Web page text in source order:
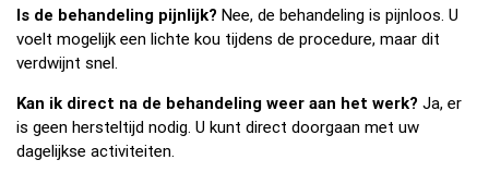
Is de behandeling pijnlijk? Nee, de behandeling is pijnloos. U
voelt mogelijk een lichte kou tijdens de procedure, maar dit
verdwijnt snel.
Kan ik direct na de behandeling weer aan het werk? Ja, er
is geen hersteltijd nodig. U kunt direct doorgaan met uw
dagelijkse activiteiten.